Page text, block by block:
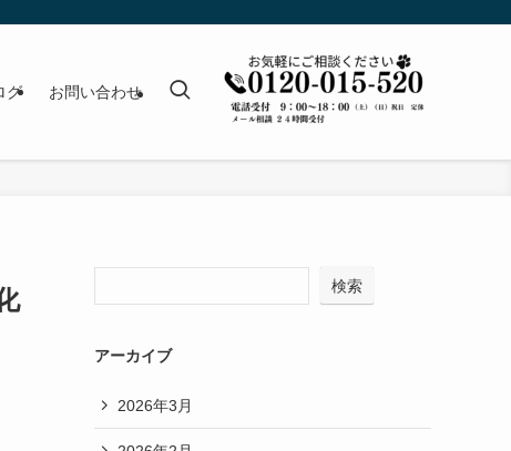
グ お問い合わせ
検索
アーカイブ
2026年3月